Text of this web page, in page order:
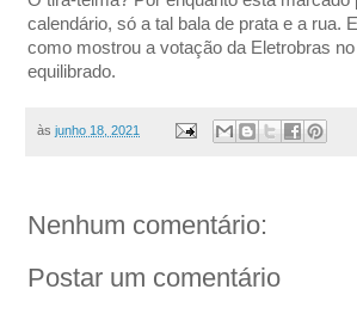
calendário, só a tal bala de prata e a rua.
como mostrou a votação da Eletrobras
equilibrado.
às junho 18, 2021
Nenhum comentário:
Postar um comentário